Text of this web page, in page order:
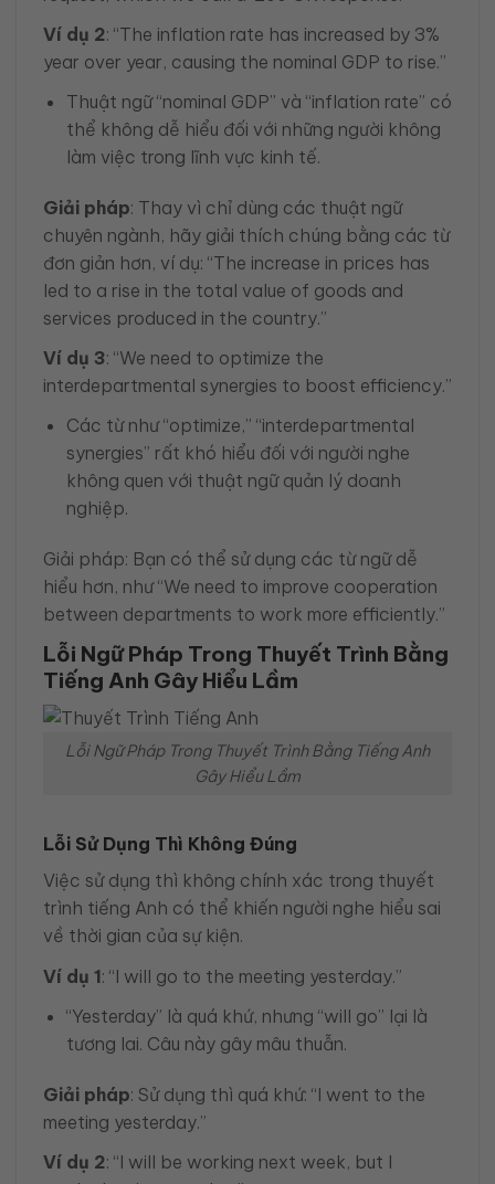
Ví dụ 2: “The inflation rate has increased by 3%
year over year, causing the nominal GDP to rise.”
Thuật ngữ “nominal GDP” và “inflation rate” có
thể không dễ hiểu đối với những người không
làm việc trong lĩnh vực kinh tế.
Giải pháp: Thay vì chỉ dùng các thuật ngữ
chuyên ngành, hãy giải thích chúng bằng các từ
đơn giản hơn, ví dụ: “The increase in prices has
led to a rise in the total value of goods and
services produced in the country.”
Ví dụ 3: “We need to optimize the
interdepartmental synergies to boost efficiency.”
Các từ như “optimize,” “interdepartmental
synergies” rất khó hiểu đối với người nghe
không quen với thuật ngữ quản lý doanh
nghiệp.
Giải pháp: Bạn có thể sử dụng các từ ngữ dễ
hiểu hơn, như “We need to improve cooperation
between departments to work more efficiently.”
Lỗi Ngữ Pháp Trong Thuyết Trình Bằng
Tiếng Anh Gây Hiểu Lầm
Lỗi Ngữ Pháp Trong Thuyết Trình Bằng Tiếng Anh
Gây Hiểu Lầm
Lỗi Sử Dụng Thì Không Đúng
Việc sử dụng thì không chính xác trong thuyết
trình tiếng Anh có thể khiến người nghe hiểu sai
về thời gian của sự kiện.
Ví dụ 1: “I will go to the meeting yesterday.”
“Yesterday” là quá khứ, nhưng “will go” lại là
tương lai. Câu này gây mâu thuẫn.
Giải pháp: Sử dụng thì quá khứ: “I went to the
meeting yesterday.”
Ví dụ 2: “I will be working next week, but I